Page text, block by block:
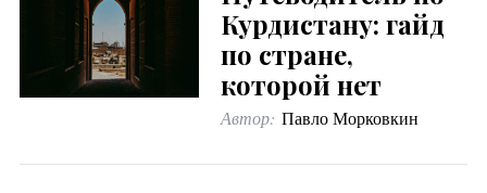
Курдистану: гайд
по стране,
которой нет
Автор: Павло Морковкин